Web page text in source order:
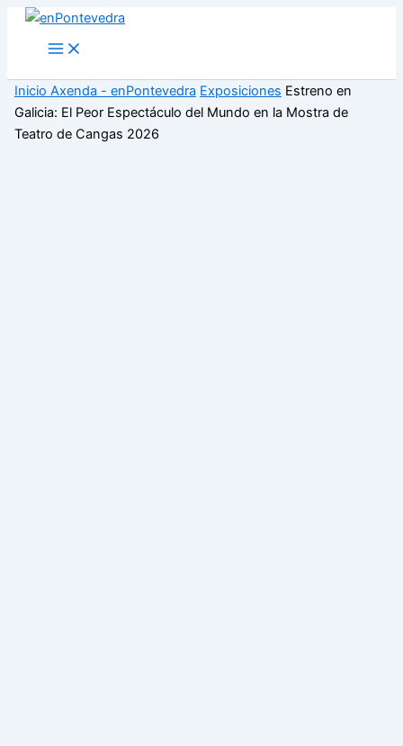
Main
Menu
Inicio Axenda - enPontevedra Exposiciones Estreno en
Galicia: El Peor Espectáculo del Mundo en la Mostra de
Teatro de Cangas 2026